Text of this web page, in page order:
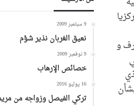
و
9 سبتمبر 2009
نعيق الغربان نذير شؤم
9 نوفمبر 2009
خصائص الإرهاب
16 يوليو 2016
تركي الفيصل وزواجه من